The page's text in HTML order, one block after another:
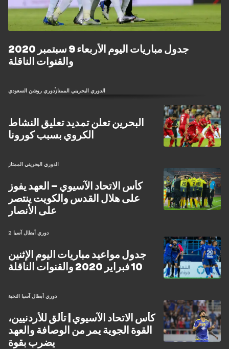
جدول مباريات اليوم الأربعاء 9 سبتمبر 2020
والقنوات الناقلة
دوري روشن السعوديالدوري البحريني الممتاز
البحرين تعلن تمديد تعليق النشاط
الكروي بسبب كورونا
الدوري البحريني الممتاز
كأس الاتحاد الآسيوي – العهد يفوز
على هلال القدس والكويت ينتصر
على الأنصار
دوري أبطال آسيا 2
جدول مواعيد مباريات اليوم الإثنين
10 فبراير 2020 والقنوات الناقلة
دوري أبطال آسيا النخبة
كأس الاتحاد الآسيوي | تألق للأردنيين،
القوة الجوية يمر من الوصافة والعهد
يضرب بقوة